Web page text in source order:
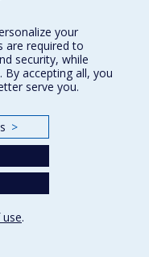
your
are required to
security, while
accepting all, you
serve you.
>
.